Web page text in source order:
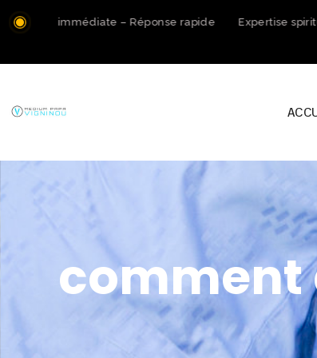
immédiate – Réponse rapide Expertise
comment